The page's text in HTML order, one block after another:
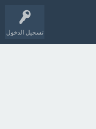
تسجيل الدخول